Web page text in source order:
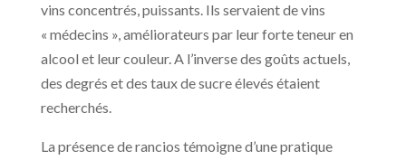
vins concentrés, puissants. Ils servaient de vins
« médecins », améliorateurs par leur forte teneur en
alcool et leur couleur. A l’inverse des goûts actuels,
des degrés et des taux de sucre élevés étaient
recherchés.
La présence de rancios témoigne d’une pratique